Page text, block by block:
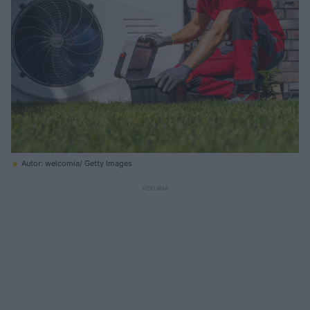
Autor: welcomia/ Getty Images